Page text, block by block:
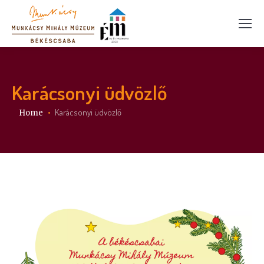
Karácsonyi üdvözlő
You are here:
Home Karácsonyi üdvözlő